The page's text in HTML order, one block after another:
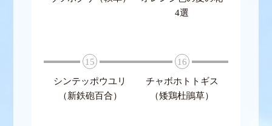
4選
15
シンテッポウユリ
（新鉄砲百合）
16
チャボホトトギス
（矮鶏杜鵑草）